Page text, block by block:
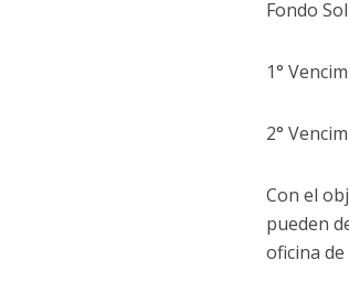
Fondo
1°
2°
Con el
pueden
oficina